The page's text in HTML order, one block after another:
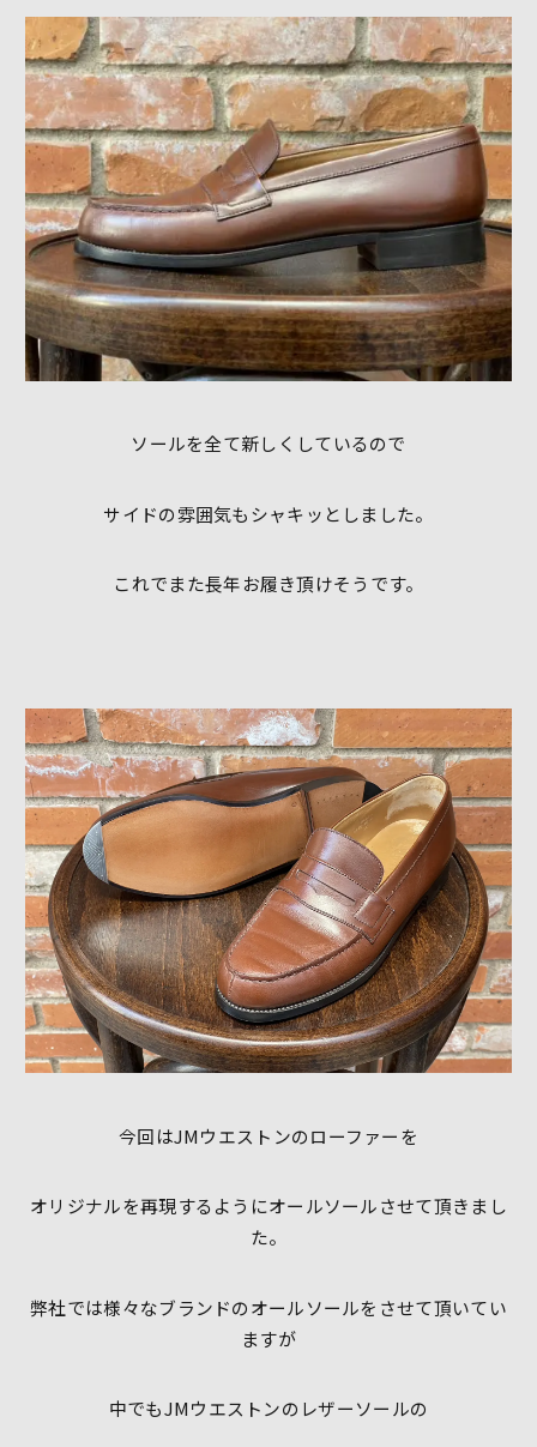
ソールを全て新しくしているので
サイドの雰囲気もシャキッとしました。
これでまた長年お履き頂けそうです。
今回はJMウエストンのローファーを
オリジナルを再現するようにオールソールさせて頂きまし
た。
弊社では様々なブランドのオールソールをさせて頂いてい
ますが
中でもJMウエストンのレザーソールの